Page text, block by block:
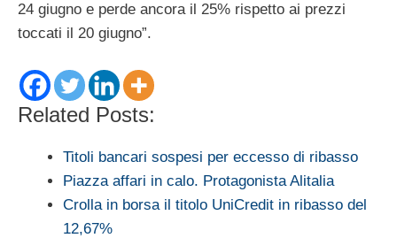
24 giugno e perde ancora il 25% rispetto ai prezzi
toccati il 20 giugno”.
Related Posts:
Titoli bancari sospesi per eccesso di ribasso
Piazza affari in calo. Protagonista Alitalia
Crolla in borsa il titolo UniCredit in ribasso del
12,67%